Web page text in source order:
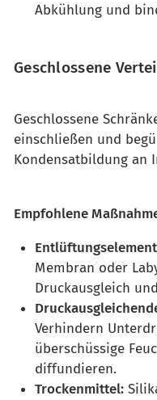
Abkühlung und
Geschlossene
Geschlossene
einschließen und
Kondensatbildung an
Empfohlene
Membran oder
Druckausgleich
Verhindern
überschüssige
diffundieren.
Trockenmittel: